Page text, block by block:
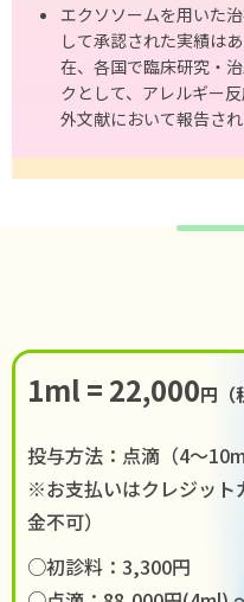
エクソソームを⽤いた
して承認された実績は
在、各国で臨床研究・
クとして、アレルギー
外⽂献において報告され
1ml = 22,000円（
投与方法：点滴（4〜10ml
※お支払いはクレジット
金不可）
○初診料：3,300円